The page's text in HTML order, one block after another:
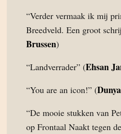
“Verder vermaak ik mij
Breedveld. Een groot
Brussen)
“Landverrader” (Ehsan
“You are an icon!” (
“De mooie stukken van
op Frontaal Naakt tegen